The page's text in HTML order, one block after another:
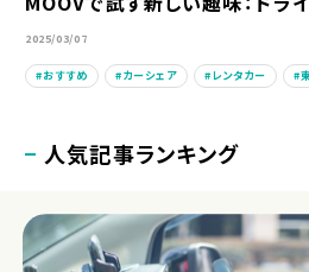
2025/03/07
おすすめ カーシェア レンタカー
人気記事ランキング